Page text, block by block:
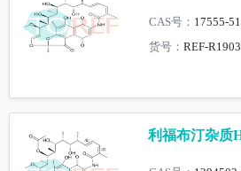
CAS号： 17555-
货号：REF-
利福布汀杂质